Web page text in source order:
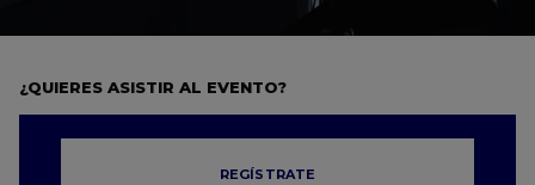
¿QUIERES ASISTIR AL EVENTO?
REGÍSTRATE